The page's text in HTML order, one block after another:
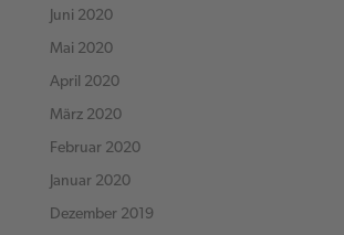
Juni 2020
Mai 2020
April 2020
März 2020
Februar 2020
Januar 2020
Dezember 2019